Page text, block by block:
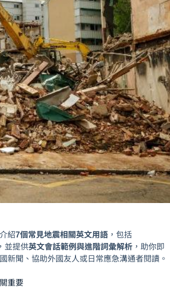
紹7個常見地震相關英文用語 ，包括
並提供英文會話範例與進階詞彙解析 ，助你即
新聞、協助外國友人或日常應急溝通者閱讀。
重要